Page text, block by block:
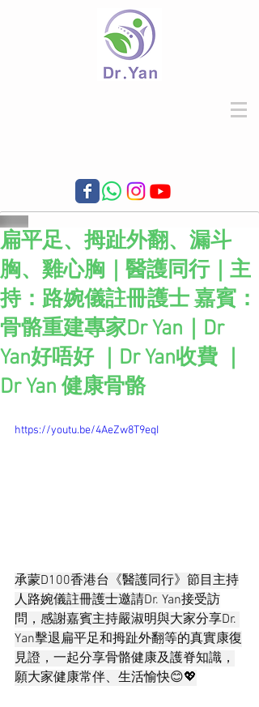
扁平足、拇趾外翻、漏斗
胸、雞心胸｜醫護同行｜主
持：路婉儀註冊護士 嘉賓：
骨骼重建專家Dr Yan｜Dr
Yan好唔好 ｜Dr Yan收費 ｜
Dr Yan 健康骨骼
https://youtu.be/4AeZw8T9eqI
承蒙D100香港台《醫護同行》節目主持
人路婉儀註冊護士邀請Dr. Yan接受訪
問，感謝嘉賓主持嚴淑明與大家分享Dr.
Yan擊退扁平足和拇趾外翻等的真實康復
見證，一起分享骨骼健康及護脊知識，
願大家健康常伴、生活愉快😊💖